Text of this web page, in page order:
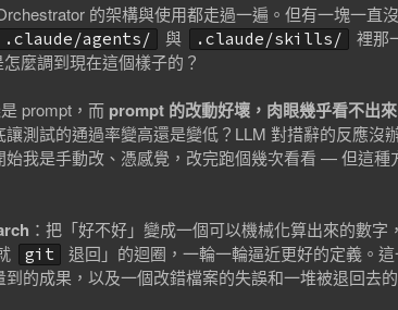
的架構與使用都走過一遍。但有一塊一直
.claude/agents/ 與 .claude/skills/ 裡那
麼調到現在這個樣子的？
prompt，而 prompt 的改動好壞，肉眼幾乎看不出來
測試的通過率變高還是變低？LLM 對措辭的反應沒
始我是手動改、憑感覺，改完跑個幾次看看 — 但這種
：把「好不好」變成一個可以機械化算出來的數
git
退回」的迴圈，一輪一輪逼近更好的定義。
的成果，以及一個改錯檔案的失誤和一堆被退回去